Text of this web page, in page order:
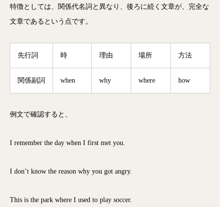
特徴としては、関係代名詞と異なり、後ろに続く文章が、完全な
文章であるという点です。
先行詞 時 理由 場所 方法
関係副詞 when why where how
例文で確認すると、
I remember the day when I first met you.
I don’t know the reason why you got angry.
This is the park where I used to play soccer.